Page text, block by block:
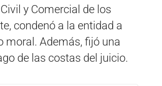
y Comercial de los
condenó a la entidad a
moral. Además, fijó una
de las costas del juicio.